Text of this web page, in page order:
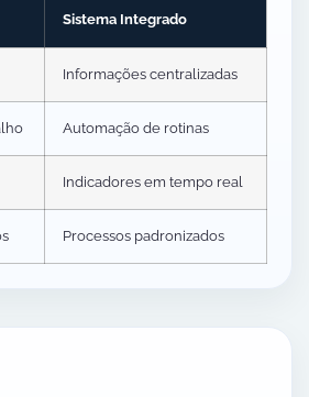
Sistema Integrado
Informações centralizadas
Automação de rotinas
Indicadores em tempo real
Processos padronizados